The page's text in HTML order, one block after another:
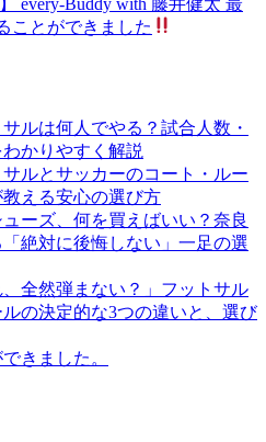
ことができました
サルは何人でやる？試合人数・
かりやすく解説
サルとサッカーのコート・ルー
える安心の選び方
ーズ、何を買えばいい？奈良
絶対に後悔しない」一足の選
、全然弾まない？」フットサル
の決定的な3つの違いと、選び
きました。